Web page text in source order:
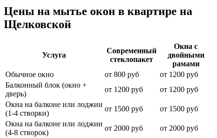
Цены на мытье окон в квартире на
Щелковской
Услуга
Современный
стеклопакет
Окна с
двойными
рамами
Обычное окно
от 800 руб
от 1200 руб
Балконный блок (окно +
дверь)
от 1200 руб
от 1200 руб
Окна на балконе или лоджии
(1-4 створки)
от 1500 руб
от 1500 руб
Окна на балконе или лоджии
(4-8 створок)
от 2000 руб
от 2000 руб